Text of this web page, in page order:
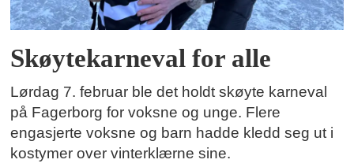
Skøytekarneval for alle
Lørdag 7. februar ble det holdt skøyte karneval
på Fagerborg for voksne og unge. Flere
engasjerte voksne og barn hadde kledd seg ut i
kostymer over vinterklærne sine.